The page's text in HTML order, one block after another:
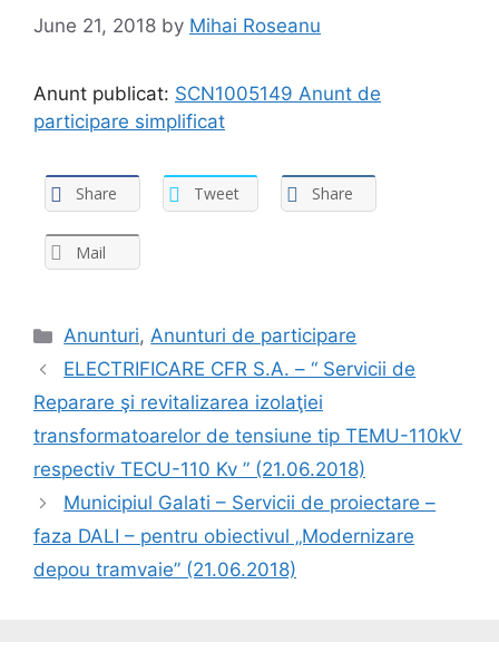
June 21, 2018 by Mihai Roseanu
Anunt publicat: SCN1005149 Anunt de
participare simplificat
Share Tweet Share
Mail
Anunturi,Anunturi de participare
ELECTRIFICARE CFR S.A. – “ Servicii de
Reparare şi revitalizarea izolaţiei
transformatoarelor de tensiune tip TEMU-110kV
respectiv TECU-110 Kv ” (21.06.2018)
Municipiul Galati – Servicii de proiectare –
faza DALI – pentru obiectivul „Modernizare
depou tramvaie” (21.06.2018)